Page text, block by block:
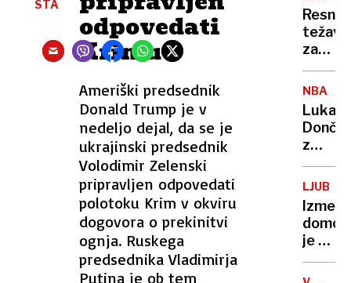
odpovedati
Krimu
Ameriški predsednik
Donald Trump je v
nedeljo dejal, da se je
ukrajinski predsednik
Volodimir Zelenski
pripravljen odpovedati
polotoku Krim v okviru
dogovora o prekinitvi
ognja. Ruskega
predsednika Vladimirja
Putina je ob tem
STA
Resne
težave
zaradi
mladim
NBA
Luka
Dončić
z
po
novem
porazu
na
robu
izpada
domov
je za